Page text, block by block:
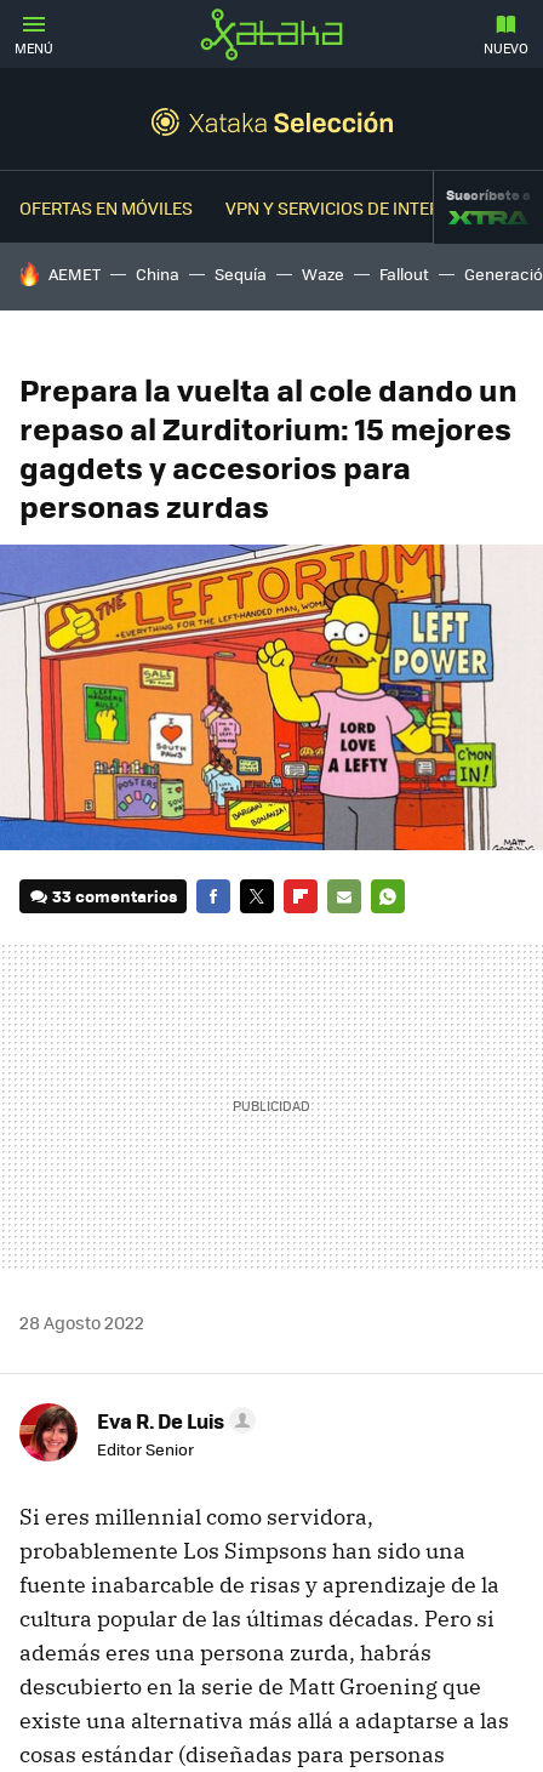
MENÚ NUEVO
OFERTAS EN MÓVILES VPN Y SERVICIOS DE INTERNETSuscríbete a
HOY SE HABLA DE
AEMET China Sequía Waze Fallout
Prepara la vuelta al cole dando un
repaso al Zurditorium: 15 mejores
gagdets y accesorios para
personas zurdas
33 comentarios
MAIL
28 Agosto 2022
Eva R. De Luis
Editor Senior
Si eres millennial como servidora,
probablemente Los Simpsons han sido una
fuente inabarcable de risas y aprendizaje de la
cultura popular de las últimas décadas. Pero si
además eres una persona zurda, habrás
descubierto en la serie de Matt Groening que
existe una alternativa más allá a adaptarse a las
cosas estándar (diseñadas para personas